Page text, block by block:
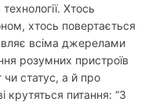
Хтось
хтось повертається
всіма джерелами
розумних пристроїв
статус, а й про
крутяться питання: “З